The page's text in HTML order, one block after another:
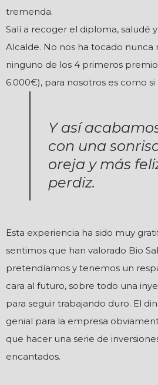
tremenda.
Salí a recoger el diploma, saludé
Alcalde. No nos ha tocado nunca
ninguno de los 4 primeros
6.000€), para nosotros es como si
Y así
con una
oreja y más
perdiz.
Esta experiencia ha sido muy
sentimos que han valorado Bio
pretendíamos y tenemos un
cara al futuro, sobre todo una
para seguir trabajando duro. El
genial para la empresa
que hacer una serie de
encantados.